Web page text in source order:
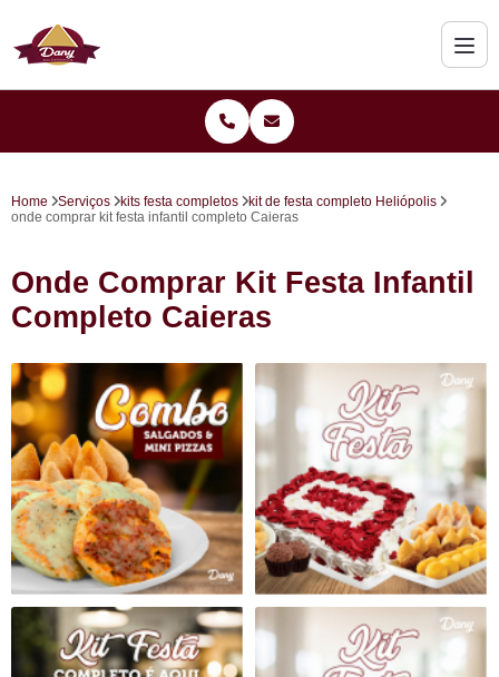
Home Serviços kits festa completos
kit de festa completo Heliópolis
onde comprar kit festa infantil completo Caieras
Onde Comprar Kit Festa Infantil
Completo Caieras